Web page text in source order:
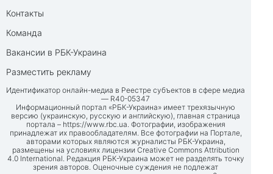
Контакты
Команда
Вакансии в РБК-Украина
Разместить рекламу
Идентификатор онлайн-медиа в Реестре субъектов в сфере медиа
— R40-05347
Информационный портал «РБК-Украина» имеет трехязычную
версию (украинскую, русскую и английскую), главная страница
портала – https://www.rbc.ua. Фотографии, изображения
принадлежат их правообладателям. Все фотографии на Портале,
авторами которых являются журналисты РБК-Украина,
размещены на условиях лицензии Creative Commons Attribution
4.0 International. Редакция РБК-Украина может не разделять точку
зрения авторов. Оценочные суждения не подлежат